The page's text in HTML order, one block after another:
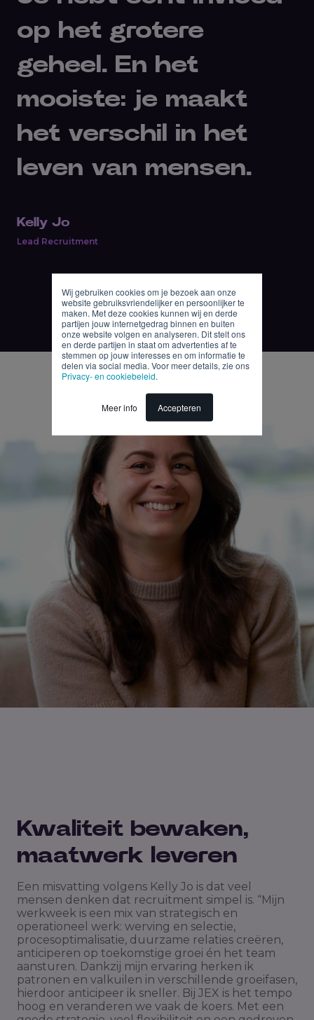
Wij gebruiken cookies om je bezoek aan onze
website gebruiksvriendelijker en persoonlijker te
maken. Met deze cookies kunnen wij en derde
partijen jouw internetgedrag binnen en buiten
onze website volgen en analyseren. Dit stelt ons
en derde partijen in staat om advertenties af te
stemmen op jouw interesses en om informatie te
delen via social media. Voor meer details, zie ons
Privacy- en cookiebeleid.
Meer info Accepteren
op het grotere
geheel. En het
mooiste: je maakt
het verschil in het
leven van mensen.
Kelly Jo
Lead Recruitment
Kwaliteit bewaken,
maatwerk leveren
Een misvatting volgens Kelly Jo is dat veel
mensen denken dat recruitment simpel is. “Mijn
werkweek is een mix van strategisch en
operationeel werk: werving en selectie,
procesoptimalisatie, duurzame relaties creëren,
anticiperen op toekomstige groei én het team
aansturen. Dankzij mijn ervaring herken ik
patronen en valkuilen in verschillende groeifasen,
hierdoor anticipeer ik sneller. Bij JEX is het tempo
hoog en veranderen we vaak de koers. Met een